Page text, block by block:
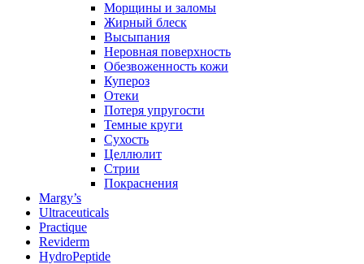
Морщины и заломы
Жирный блеск
Высыпания
Неровная поверхность
Обезвоженность кожи
Купероз
Отеки
Потеря упругости
Темные круги
Сухость
Целлюлит
Стрии
Покраснения
Margy’s
Ultraceuticals
Practique
Reviderm
HydroPeptide